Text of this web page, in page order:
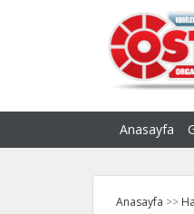
Anasayfa
Anasayfa >>